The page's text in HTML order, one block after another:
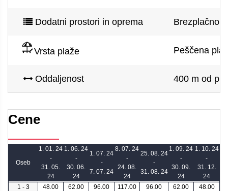
Dodatni prostori in oprema Brezplačno
Vrsta plaže Peščena
Oddaljenost 400 m od
Cene
Oseb
1. 01. 24
-
31. 05.
24
1. 06. 24
-
30. 06.
24
1. 07. 24
-
7. 07. 24
8. 07. 24
-
24. 08.
24
25. 08. 24
-
31. 08. 24
1. 09. 24
-
30. 09.
24
1. 10. 24
-
31. 12.
24
1 - 3
48.00 62.00 96.00 117.00 96.00 62.00
48.00